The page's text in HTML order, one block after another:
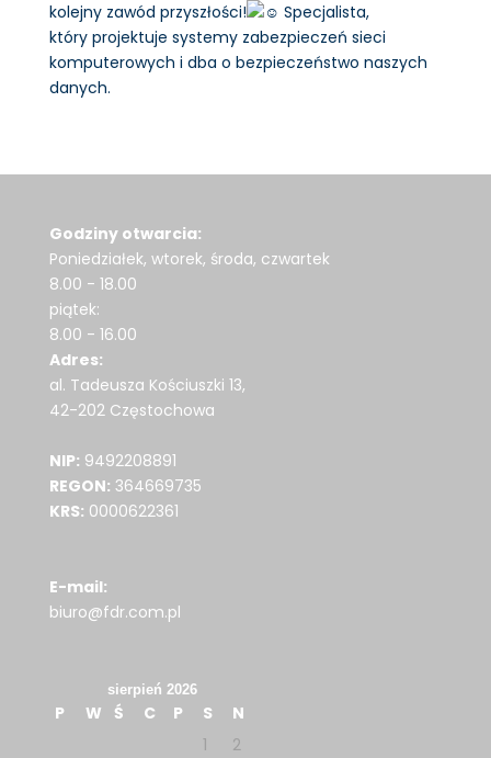
kolejny zawód przyszłości!
Specjalista,
który projektuje systemy zabezpieczeń sieci
komputerowych i dba o bezpieczeństwo naszych
danych.
Godziny otwarcia:
Poniedziałek, wtorek, środa, czwartek
8.00 - 18.00
piątek:
8.00 - 16.00
Adres:
al. Tadeusza Kościuszki 13,
42-202 Częstochowa
NIP: 9492208891
REGON: 364669735
KRS: 0000622361
E-mail:
biuro@fdr.com.pl
sierpień 2026
P W Ś C P S
N
1
2